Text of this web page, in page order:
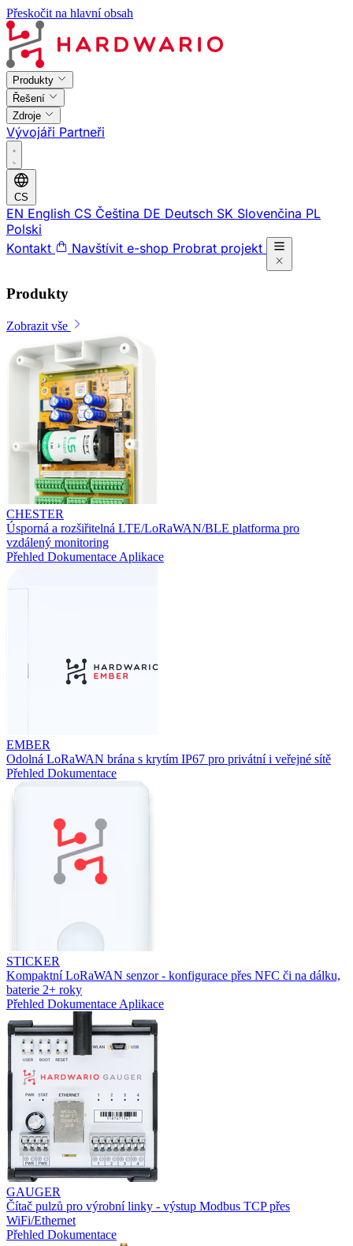
Přeskočit na hlavní obsah
Produkty
Řešení
Zdroje
Vývojáři Partneři
CS
EN English CS Čeština DE Deutsch SK Slovenčina PL
Polski
Kontakt
Navštívit e-shop Probrat projekt
Produkty
Zobrazit vše
CHESTER
Úsporná a rozšiřitelná LTE/LoRaWAN/BLE platforma pro
vzdálený monitoring
Přehled Dokumentace Aplikace
EMBER
Odolná LoRaWAN brána s krytím IP67 pro privátní i veřejné sítě
Přehled Dokumentace
STICKER
Kompaktní LoRaWAN senzor - konfigurace přes NFC či na dálku,
baterie 2+ roky
Přehled Dokumentace Aplikace
GAUGER
Čítač pulzů pro výrobní linky - výstup Modbus TCP přes
WiFi/Ethernet
Přehled Dokumentace